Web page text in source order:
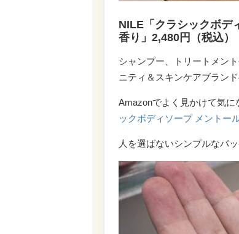
NILE「クラシックボデ
香り」2,480円（税込）
シャンプー、トリートメン
ニティ＆スキンケアブラン
Amazonでよく見かけて気
ックボディソープ メントー
人を選ばないシンプルなパ